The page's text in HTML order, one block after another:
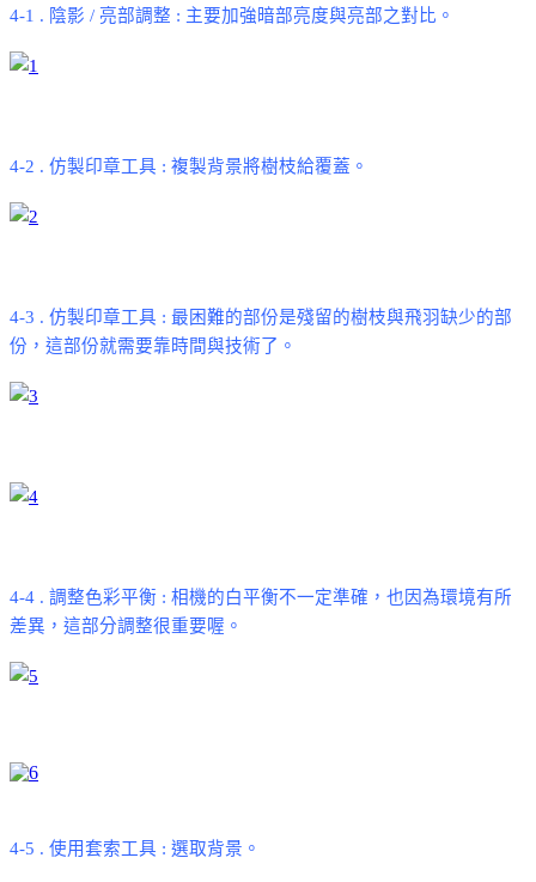
4-1 . 陰影 / 亮部調整 : 主要加強暗部亮度與亮部之對比。
4-2 . 仿製印章工具 : 複製背景將樹枝給覆蓋。
4-3 . 仿製印章工具 : 最困難的部份是殘留的樹枝與飛羽缺少的部
份，這部份就需要靠時間與技術了。
4-4 . 調整色彩平衡 : 相機的白平衡不一定準確，也因為環境有所
差異，這部分調整很重要喔。
4-5 . 使用套索工具 : 選取背景。